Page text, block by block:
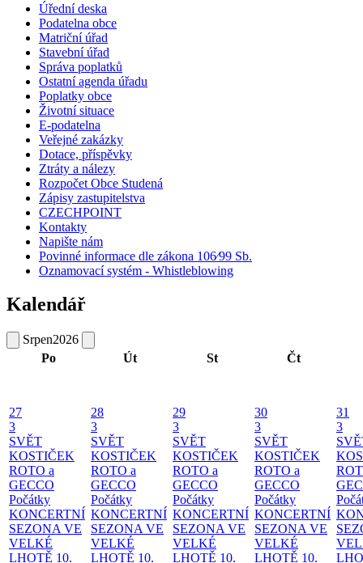
Úřední deska
Podatelna obce
Matriční úřad
Stavební úřad
Správa poplatků
Ostatní agenda úřadu
Poplatky obce
Životní situace
E-podatelna
Veřejné zakázky
Dotace, příspěvky
Ztráty a nálezy
Rozpočet Obce Studená
Zápisy zastupitelstva
CZECHPOINT
Kontakty
Napište nám
Povinné informace dle zákona 106⁄99 Sb.
Oznamovací systém - Whistleblowing
Kalendář
Srpen2026
Po
Út St Čt
27
3
SVĚT
KOSTIČEK
ROTO a
GECCO
Počátky
KONCERTNÍ
SEZONA VE
VELKÉ
LHOTĚ 10.
28
3
SVĚT
KOSTIČEK
ROTO a
GECCO
Počátky
KONCERTNÍ
SEZONA VE
VELKÉ
LHOTĚ 10.
29
3
SVĚT
KOSTIČEK
ROTO a
GECCO
Počátky
KONCERTNÍ
SEZONA VE
VELKÉ
LHOTĚ 10.
30
3
SVĚT
KOSTIČEK
ROTO a
GECCO
Počátky
KONCERTNÍ
SEZONA VE
VELKÉ
LHOTĚ 10.
31
3